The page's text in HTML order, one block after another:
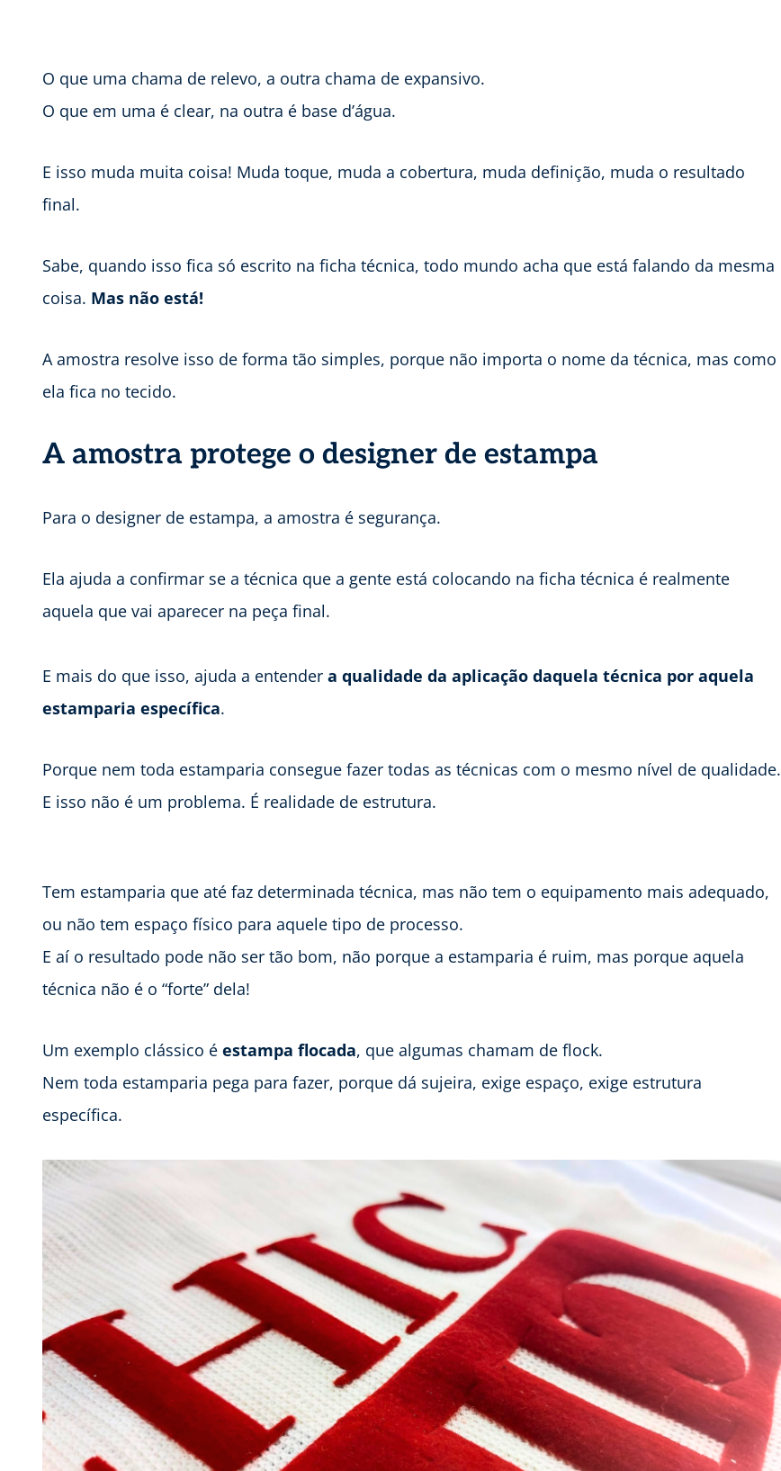
O que uma chama de relevo, a outra chama de expansivo.
O que em uma é clear, na outra é base d’água.
E isso muda muita coisa! Muda toque, muda a cobertura, muda definição, muda o resultado
final.
Sabe, quando isso fica só escrito na ficha técnica, todo mundo acha que está falando da mesma
coisa. Mas não está!
A amostra resolve isso de forma tão simples, porque não importa o nome da técnica, mas como
ela fica no tecido.
A amostra protege o designer de estampa
Para o designer de estampa, a amostra é segurança.
Ela ajuda a confirmar se a técnica que a gente está colocando na ficha técnica é realmente
aquela que vai aparecer na peça final.
E mais do que isso, ajuda a entender a qualidade da aplicação daquela técnica por aquela
estamparia específica.
Porque nem toda estamparia consegue fazer todas as técnicas com o mesmo nível de qualidade.
E isso não é um problema. É realidade de estrutura.
Tem estamparia que até faz determinada técnica, mas não tem o equipamento mais adequado,
ou não tem espaço físico para aquele tipo de processo.
E aí o resultado pode não ser tão bom, não porque a estamparia é ruim, mas porque aquela
técnica não é o “forte” dela!
Um exemplo clássico é estampa flocada, que algumas chamam de flock.
Nem toda estamparia pega para fazer, porque dá sujeira, exige espaço, exige estrutura
específica.